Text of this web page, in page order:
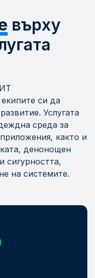
върху
си да
Услугата
среда за
както и
денонощен
сигурността,
на системите.